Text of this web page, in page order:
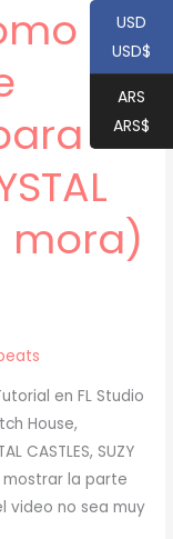
mora)
en FL Studio
House,
CASTLES, SUZY
mostrar la parte
video no sea muy
USD
USD$
ARS
ARS$